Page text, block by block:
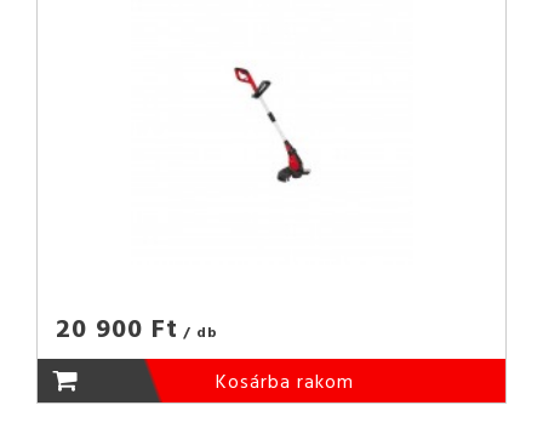
20 900 Ft / db
Kosárba rakom